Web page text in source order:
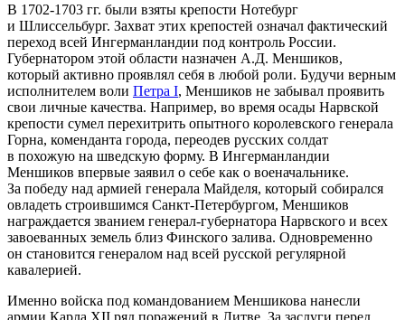
В 1702-1703 гг. были взяты крепости Нотебург
и Шлиссельбург. Захват этих крепостей означал фактический
переход всей Ингерманландии под контроль России.
Губернатором этой области назначен А.Д. Меншиков,
который активно проявлял себя в любой роли. Будучи верным
исполнителем воли Петра I, Меншиков не забывал проявить
свои личные качества. Например, во время осады Нарвской
крепости сумел перехитрить опытного королевского генерала
Горна, коменданта города, переодев русских солдат
в похожую на шведскую форму. В Ингерманландии
Меншиков впервые заявил о себе как о военачальнике.
За победу над армией генерала Майделя, который собирался
овладеть строившимся Санкт-Петербургом, Меншиков
награждается званием генерал-губернатора Нарвского и всех
завоеванных земель близ Финского залива. Одновременно
он становится генералом над всей русской регулярной
кавалерией.
Именно войска под командованием Меншикова нанесли
армии Карла XII ряд поражений в Литве. За заслуги перед